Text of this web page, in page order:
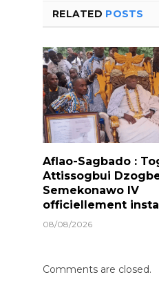
RELATED POSTS
Aflao-Sagbado :
Attissogbui
Semekonawo IV
officiellement
08/08/2026
Comments are closed.